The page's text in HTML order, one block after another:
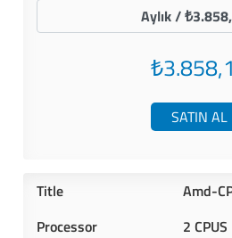
SATIN AL
Amd-
2 CPUS